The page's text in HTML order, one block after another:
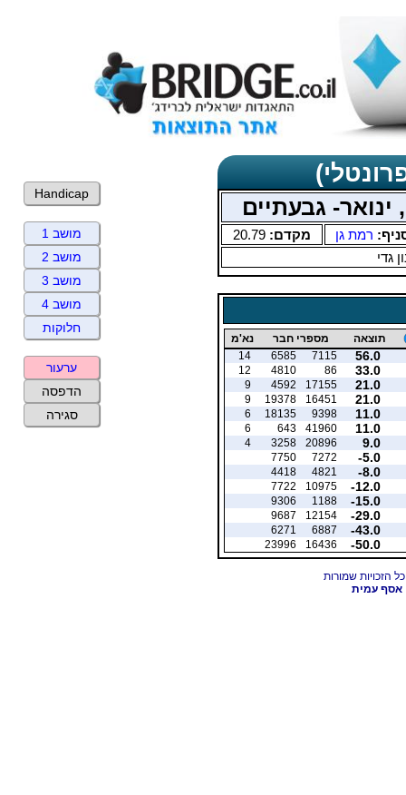
גבעתיים
רמת גן מקדם: 20.79
גדי
תוצאה מספרי חבר נא'מ
56.0
7115
6585
14
33.0
86
4810
12
21.0
17155
4592
9
21.0
16451
19378
9
11.0
9398
18135
6
11.0
41960
643
6
9.0
20896
3258
4
-5.0
7272
7750
-8.0
4821
4418
-12.0
10975
7722
-15.0
1188
9306
-29.0
12154
9687
-43.0
6887
6271
-50.0
16436
23996
אסף עמית
Handicap
מושב 1
מושב 2
מושב 3
מושב 4
חלוקות
ערעור
הדפסה
סגירה